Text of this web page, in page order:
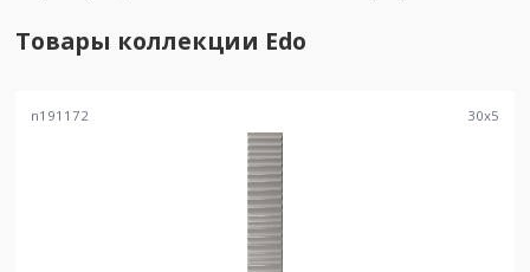
Товары коллекции Edo
n191172 30x5